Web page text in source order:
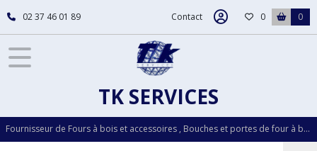
02 37 46 01 89 Contact 0 0
TK SERVICES
Fournisseur de Fours à bois et accessoires , Bouches et portes de four à bois...Pièces détachées LOISELET depuis plus de 30 ans